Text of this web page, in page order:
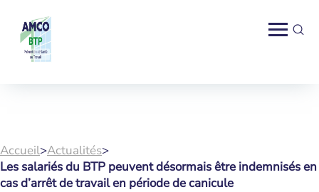
Accueil>Actualités>
Les salariés du BTP peuvent désormais être indemnisés en
cas d’arrêt de travail en période de canicule